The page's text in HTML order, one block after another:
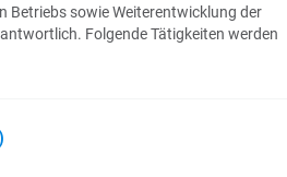
Betriebs sowie Weiterentwicklung der
Folgende Tätigkeiten werden